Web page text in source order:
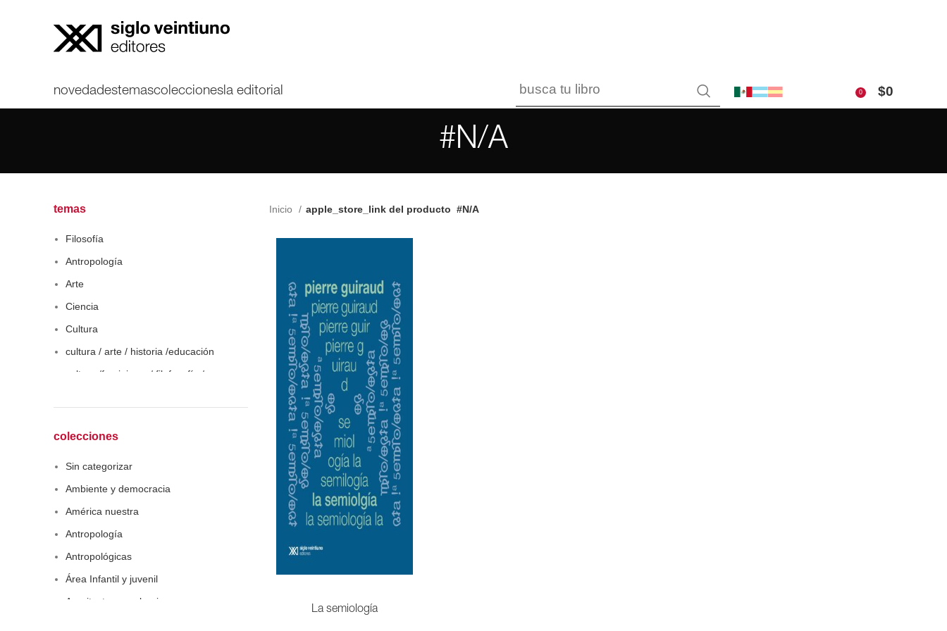
novedadestemascolecciones la editorial 0 $0
#N/A
temas
Filosofía
Antropología
Arte
Ciencia
Cultura
cultura / arte / historia /educación
cultura /feminismo / filofosofía /
Economía
colecciones
Sin categorizar
Ambiente y democracia
América nuestra
Antropología
Antropológicas
Área Infantil y juvenil
Arquitectura y urbanismo
Inicio apple_store_link del producto #N/A
La semiología